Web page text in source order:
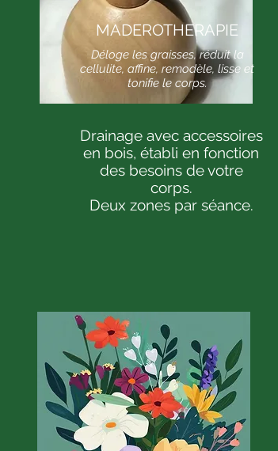
MADEROTHERAPIE
Déloge les graisses, réduit la
cellulite, affine, remodèle, lisse et
tonifie le corps.
Drainage avec accessoires
en bois, établi en fonction
des besoins de votre
corps.
Deux zones par séance.